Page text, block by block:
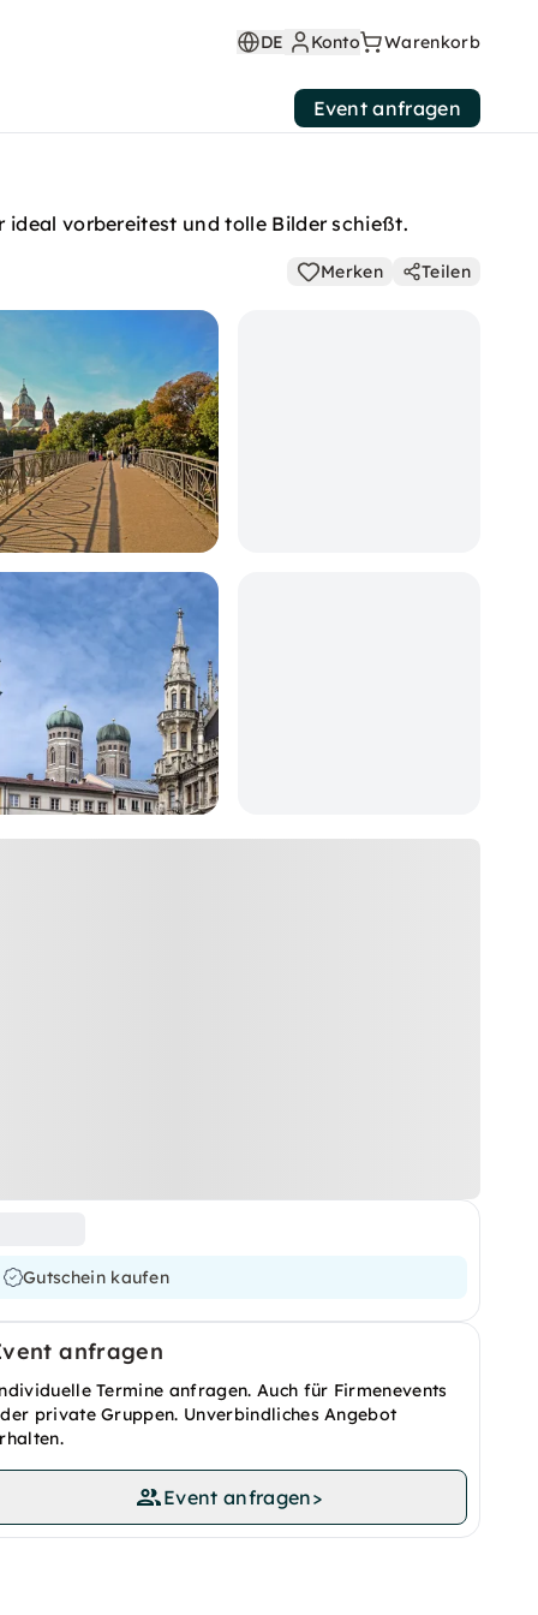
DE Konto Warenkorb
Event anfragen
vorbereitest und tolle Bilder schießt.
Merken Teilen
Gutschein kaufen
anfragen
Termine anfragen. Auch für Firmenevents
private Gruppen. Unverbindliches Angebot
Event anfragen>